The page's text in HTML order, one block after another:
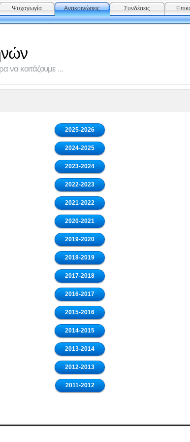
Ψυχαγωγία Ανακοινώσεις Συνδέσεις
να κοιτάζουμε ...
2025-2026
2024-2025
2023-2024
2022-2023
2021-2022
2020-2021
2019-2020
2018-2019
2017-2018
2016-2017
2015-2016
2014-2015
2013-2014
2012-2013
2011-2012